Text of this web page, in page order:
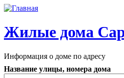
Перейти к основному содержанию
Жилые дома
Информация о доме по адресу
Название улицы, номера дома